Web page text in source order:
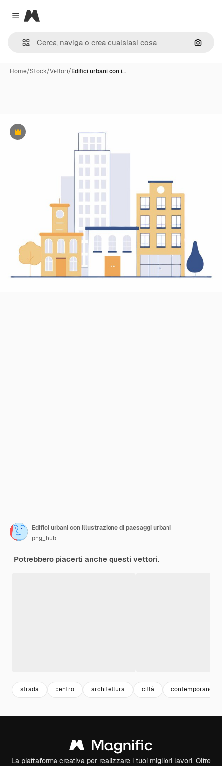
Close menu
Magnific
Cerca
Home/Stock/Vettori/Edifici urbani con i…
Premium
Edifici urbani con illustrazione di paesaggi urbani
png_hub
Potrebbero piacerti anche questi vettori.
strada centro architettura città contemporaneo
La piattaforma creativa per realizzare i tuoi migliori lavori. Oltre